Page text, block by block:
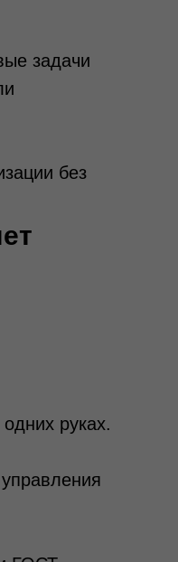
задачи
без
руках.